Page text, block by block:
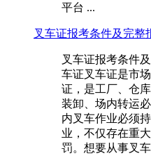
平台 ...
叉车证报考条件及完整
叉车证报考条件
车证叉车证是市
证，是工厂、仓
装卸、场内转运
内叉车作业必须
业，不仅存在重
罚。想要从事叉